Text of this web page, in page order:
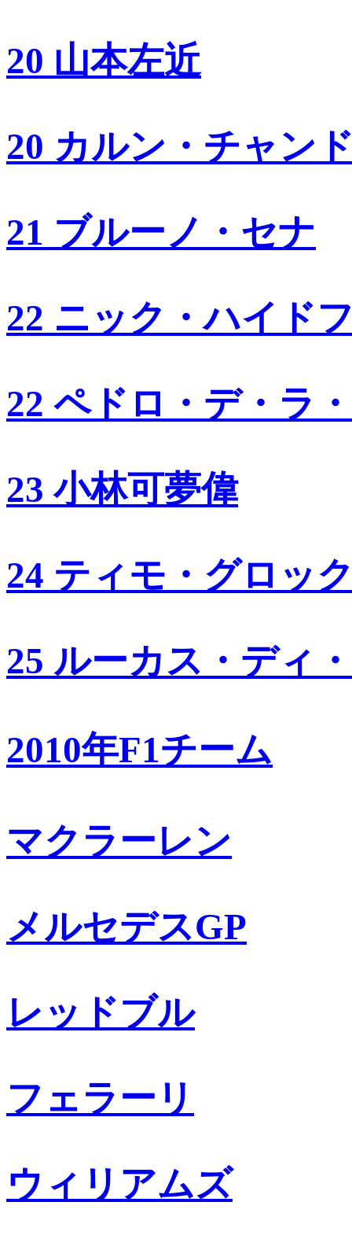
20 山本左近
20 カルン・チャン
21 ブルーノ・セナ
22 ニック・ハイド
22 ペドロ・デ・ラ
23 小林可夢偉
24 ティモ・グロッ
25 ルーカス・ディ
2010年F1チーム
マクラーレン
メルセデスGP
レッドブル
フェラーリ
ウィリアムズ